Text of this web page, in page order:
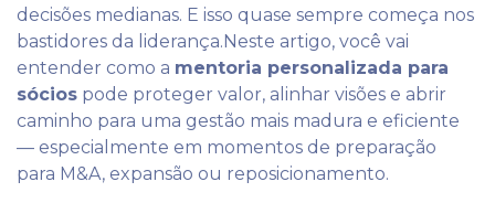
decisões medianas. E isso quase sempre começa nos
bastidores da liderança.Neste artigo, você vai
entender como a mentoria personalizada para
sócios pode proteger valor, alinhar visões e abrir
caminho para uma gestão mais madura e eficiente
— especialmente em momentos de preparação
para M&A, expansão ou reposicionamento.